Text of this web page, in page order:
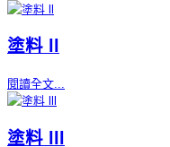
塗料 ll
閱讀全文...
塗料 lll